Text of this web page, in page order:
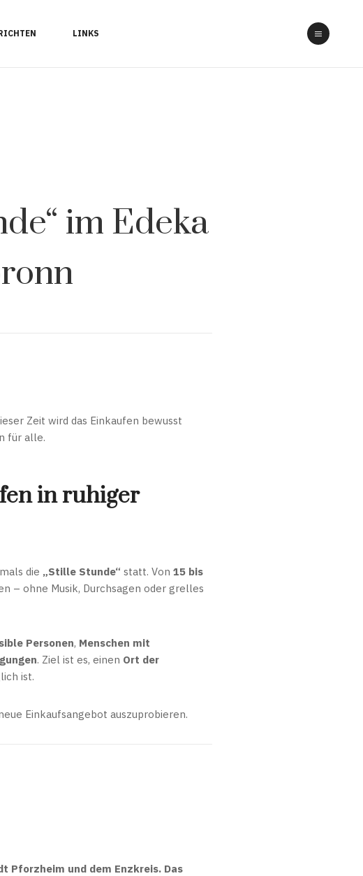
LINKS
im Edeka
Zeit wird das Einkaufen bewusst
für alle.
in ruhiger
die „Stille Stunde“ statt. Von 15 bis
– ohne Musik, Durchsagen oder grelles
Personen, Menschen mit
. Ziel ist es, einen Ort der
ist.
Einkaufsangebot auszuprobieren.
Pforzheim und dem Enzkreis. Das